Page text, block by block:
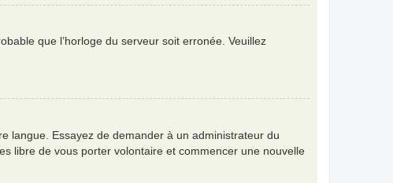
que l’horloge du serveur soit erronée. Veuillez
langue. Essayez de demander à un administrateur du
libre de vous porter volontaire et commencer une nouvelle